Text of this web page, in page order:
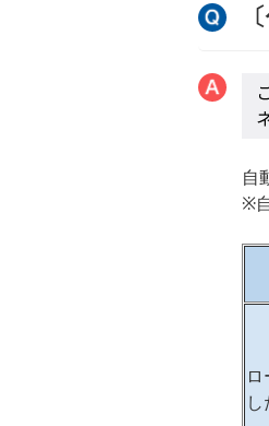
自
※
し